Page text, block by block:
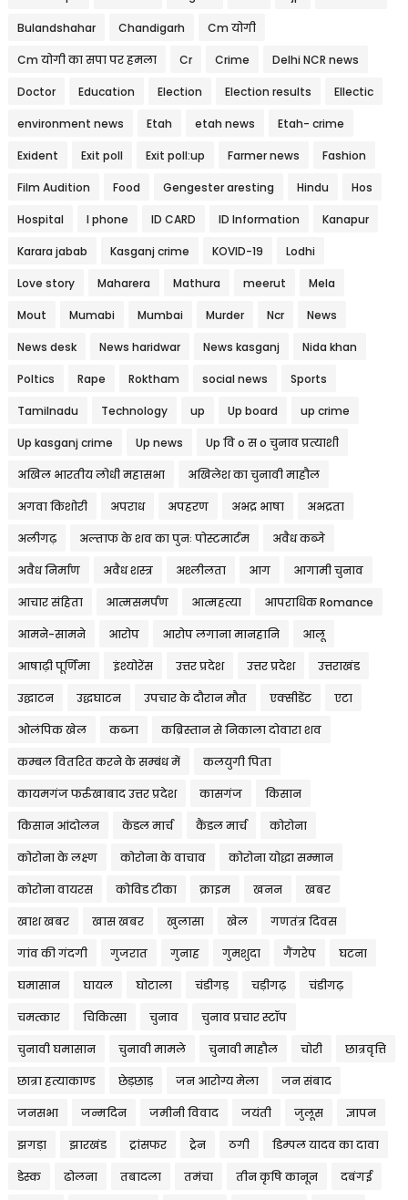
Bulandshahar Chandigarh Cm योगी
Cm योगी का सपा पर हमला Cr Crime Delhi NCR news
Doctor Education Election Election results Ellectic
environment news Etah etah news Etah- crime
Exident Exit poll Exit poll:up Farmer news Fashion
Film Audition Food Gengester aresting Hindu Hos
Hospital I phone ID CARD ID Information Kanapur
Karara jabab Kasganj crime KOVID-19 Lodhi
Love story Maharera Mathura meerut Mela
Mout Mumabi Mumbai Murder Ncr News
News desk News haridwar News kasganj Nida khan
Poltics Rape Roktham social news Sports
Tamilnadu Technology up Up board up crime
Up kasganj crime Up news Up वि o स o चुनाव प्रत्याशी
अखिल भारतीय लोधी महासभा अखिलेश का चुनावी माहौल
अगवा किशोरी अपराध अपहरण अभद्र भाषा अभद्रता
अलीगढ़ अल्ताफ के शव का पुनः पोस्टमार्टम अवैध कब्जे
अवैध निर्माण अवैध शस्त्र अश्लीलता आग आगामी चुनाव
आचार संहिता आत्मसमर्पण आत्महत्या आपराधिक Romance
आमने-सामने आरोप आरोप लगाना मानहानि आलू
आषाढ़ी पूर्णिमा इंश्योरेंस उत्तर प्रदेश उत्तर प्रदेश उत्तराखंड
उद्घाटन उद्धघाटन उपचार के दौरान मौत एक्सीडेंट एटा
ओलंपिक खेल कब्जा कब्रिस्तान से निकाला दोवारा शव
कम्बल वितरित करने के सम्बंध में कलयुगी पिता
कायमगंज फर्रुखाबाद उत्तर प्रदेश कासगंज किसान
किसान आंदोलन केंडल मार्च कैंडल मार्च कोरोना
कोरोना के लक्ष्ण कोरोना के वाचाव कोरोना योद्धा सम्मान
कोरोना वायरस कोविड टीका क्राइम खनन खबर
खाश खबर खास खबर खुलासा खेल गणतंत्र दिवस
गांव की गंदगी गुजरात गुनाह गुमशुदा गैंगरेप घटना
घमासान घायल घोटाला चंडीगड़ चड़ीगढ़ चंडीगढ़
चमत्कार चिकित्सा चुनाव चुनाव प्रचार स्टॉप
चुनावी घमासान चुनावी मामले चुनावी माहौल चोरी छात्रवृत्ति
छात्रा हत्याकाण्ड छेड़छाड़ जन आरोग्य मेला जन संबाद
जनसभा जन्मदिन जमीनी विवाद जयंती जुलूस ज्ञापन
झगड़ा झारखंड ट्रांसफर ट्रेन ठगी डिम्पल यादव का दावा
डेस्क ढोलना तबादला तमंचा तीन कृषि कानून दबंगई